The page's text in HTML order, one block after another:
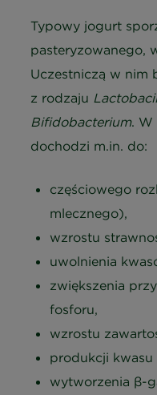
Typowy jogurt
pasteryzowanego,
Uczestniczą w nim
z rodzaju
Bifidobacterium. W
dochodzi m.in. do:
częściowego
mlecznego),
wzrostu
uwolnienia
zwiększenia
fosforu,
wzrostu
produkcji kwasu
wytworzenia β-